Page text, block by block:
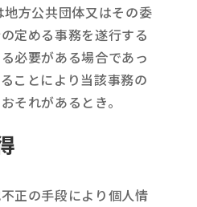
方公共団体又はその委
定める事務を遂行する
必要がある場合であっ
ことにより当該事務の
それがあるとき。
正の手段により個人情